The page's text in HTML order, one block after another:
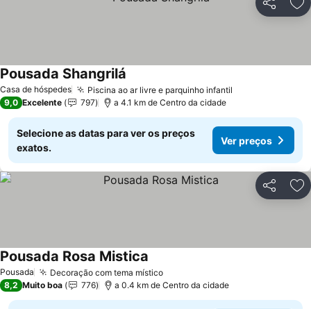
Partilhar
Casa de hóspedes Piscina ao ar livre e parquinho infantil
Pousada Shangrilá
9,0 Excelente 797 a 4.1 km de Centro da cidade
Selecione as datas para ver os preços
exatos.
Ver preços
Partilhar
Pousada Decoração com tema místico
Pousada Rosa Mistica
8,2 Muito boa 776 a 0.4 km de Centro da cidade